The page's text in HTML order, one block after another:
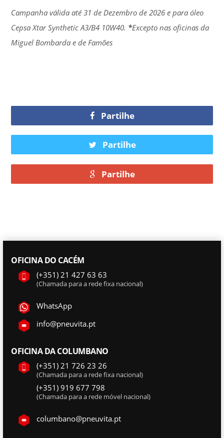
Campanha válida até 31 de Dezembro de 2026 e para óleo
Cepsa Xtar Synthetic A3/B4 10W40. *Excepto nas oficinas da
Miguel Bombarda e de Famões
Partilhe
Partilhe
Partilhe
OFICINA DO CACÉM
(+351) 21 427 63 63
(Chamada para a rede fixa nacional)
WhatsApp
info@pneuvita.pt
OFICINA DA COLUMBANO
(+351) 21 726 23 26
(Chamada para a rede fixa nacional)
(+351) 919 677 798
(Chamada para a rede móvel nacional)
columbano@pneuvita.pt